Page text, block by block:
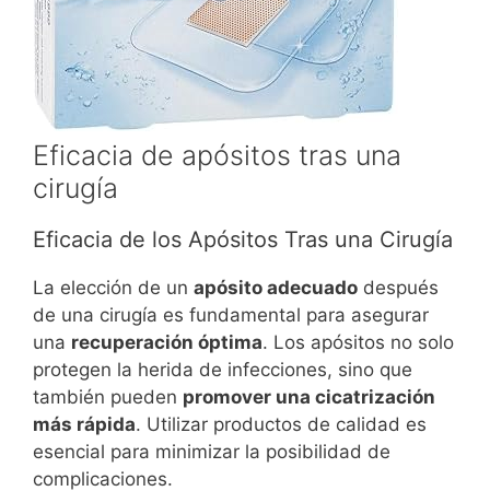
Eficacia de apósitos tras una
cirugía
Eficacia de los Apósitos Tras una Cirugía
La elección de un apósito adecuado después
de una cirugía es fundamental para asegurar
una recuperación óptima. Los apósitos no solo
protegen la herida de infecciones, sino que
también pueden promover una cicatrización
más rápida. Utilizar productos de calidad es
esencial para minimizar la posibilidad de
complicaciones.